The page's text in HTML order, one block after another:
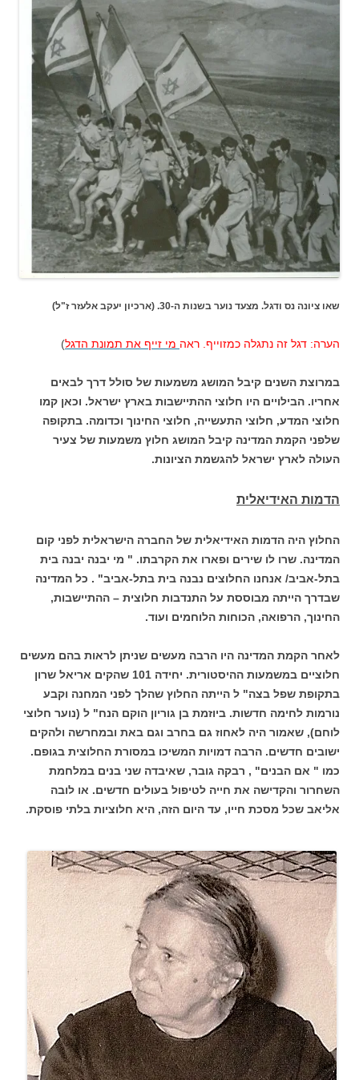
שאו ציונה נס ודגל. מצעד נוער בשנות ה-30. (ארכיון יעקב אלעזר ז"ל)
הערה: דגל זה נתגלה כמזוייף. ראה מי זייף את תמונת הדגל)
במרוצת השנים קיבל המושג משמעות של סולל דרך לבאים
אחריו. הבילויים היו חלוצי ההתיישבות בארץ ישראל. וכאן קמו
חלוצי המדע, חלוצי התעשייה, חלוצי החינוך וכדומה. בתקופה
שלפני הקמת המדינה קיבל המושג חלוץ משמעות של צעיר
העולה לארץ ישראל להגשמת הציונות.
הדמות האידיאלית
החלוץ היה הדמות האידיאלית של החברה הישראלית לפני קום
המדינה. שרו לו שירים ופארו את הקרבתו. " מי יבנה יבנה בית
בתל-אביב/ אנחנו החלוצים נבנה בית בתל-אביב" . כל המדינה
שבדרך הייתה מבוססת על התנדבות חלוצית – ההתיישבות,
החינוך, הרפואה, הכוחות הלוחמים ועוד.
לאחר הקמת המדינה היו הרבה מעשים שניתן לראות בהם מעשים
חלוציים במשמעות ההיסטורית. יחידה 101 שהקים אריאל שרון
בתקופת שפל בצה" ל הייתה החלוץ שהלך לפני המחנה וקבע
נורמות לחימה חדשות. ביוזמת בן גוריון הוקם הנח" ל (נוער חלוצי
לוחם), שאמור היה לאחוז גם בחרב וגם באת ובמחרשה ולהקים
ישובים חדשים. הרבה דמויות המשיכו במסורת החלוצית בגופם.
כמו " אם הבנים" , רבקה גובר, שאיבדה שני בנים במלחמת
השחרור והקדישה את חייה לטיפול בעולים חדשים. או לובה
אליאב שכל מסכת חייו, עד היום הזה, היא חלוציות בלתי פוסקת.